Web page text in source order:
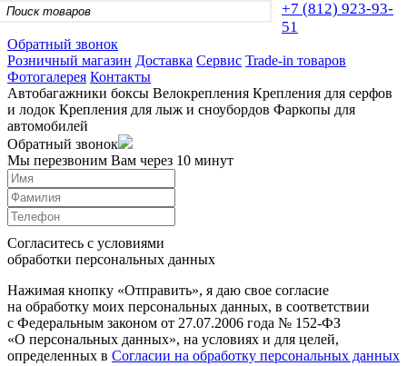
+7 (812) 923-93-
51
Обратный звонок
Розничный магазин Доставка Сервис Trade-in товаров
Фотогалерея Контакты
Автобагажники боксы Велокрепления Крепления для серфов
и лодок Крепления для лыж и сноубордов Фаркопы для
автомобилей
Обратный звонок
Мы перезвоним Вам через 10 минут
Согласитесь с условиями
обработки персональных данных
Нажимая кнопку «Отправить», я даю свое согласие
на обработку моих персональных данных, в соответствии
с Федеральным законом от 27.07.2006 года № 152-ФЗ
«О персональных данных», на условиях и для целей,
определенных в Согласии на обработку персональных данных